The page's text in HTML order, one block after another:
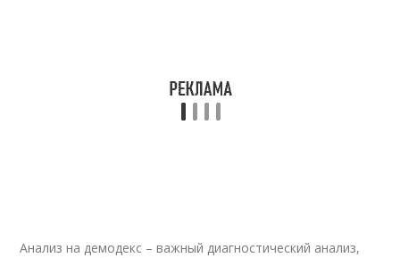
Анализ на демодекс – важный диагностический анализ,